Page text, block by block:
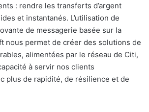
: rendre les transferts d’argent
et instantanés. L’utilisation de
de messagerie basée sur la
nous permet de créer des solutions de
alimentées par le réseau de Citi,
à servir nos clients
plus de rapidité, de résilience et de